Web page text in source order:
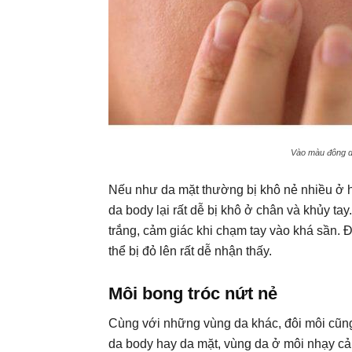
Vào màu đông
Nếu như da mặt thường bị khô nẻ nhiều ở
da body lại rất dễ bị khô ở chân và khủy
trắng, cảm giác khi chạm tay vào khá sần.
thể bị đỏ lên rất dễ nhận thấy.
Môi bong tróc nứt nẻ
Cùng với những vùng da khác, đôi môi
da body hay da mặt, vùng da ở môi nhạy